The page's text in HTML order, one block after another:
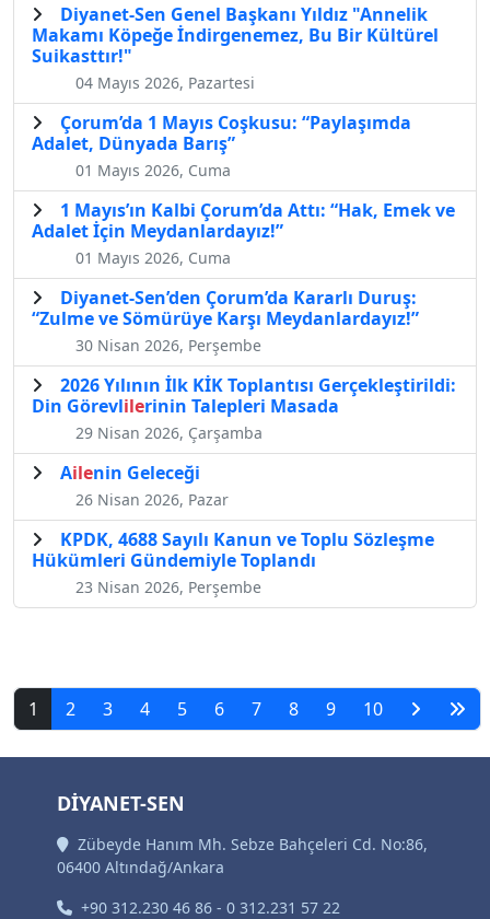
Diyanet-Sen Genel Başkanı Yıldız "Annelik
Makamı Köpeğe İndirgenemez, Bu Bir Kültürel
Suikasttır!"
04 Mayıs 2026, Pazartesi
Çorum’da 1 Mayıs Coşkusu: “Paylaşımda
Adalet, Dünyada Barış”
01 Mayıs 2026, Cuma
1 Mayıs’ın Kalbi Çorum’da Attı: “Hak, Emek ve
Adalet İçin Meydanlardayız!”
01 Mayıs 2026, Cuma
Diyanet-Sen’den Çorum’da Kararlı Duruş:
“Zulme ve Sömürüye Karşı Meydanlardayız!”
30 Nisan 2026, Perşembe
2026 Yılının İlk KİK Toplantısı Gerçekleştirildi:
Din Görevlilerinin Talepleri Masada
29 Nisan 2026, Çarşamba
Ailenin Geleceği
26 Nisan 2026, Pazar
KPDK, 4688 Sayılı Kanun ve Toplu Sözleşme
Hükümleri Gündemiyle Toplandı
23 Nisan 2026, Perşembe
1 2 3 4 5 6 7 8 9 10
DİYANET-SEN
Zübeyde Hanım Mh. Sebze Bahçeleri Cd. No:86,
06400 Altındağ/Ankara
+90 312.230 46 86 - 0 312.231 57 22